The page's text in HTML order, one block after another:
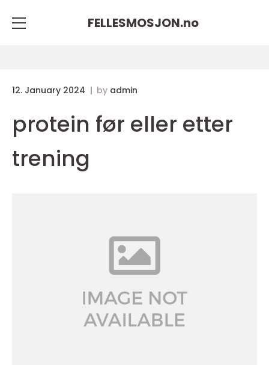
FELLESMOSJON.no
12. January 2024 by admin
protein før eller etter
trening